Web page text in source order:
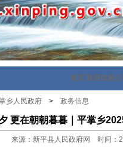
首页 政府信息
乡人民政府 > 政务信息
更在朝朝暮暮｜平掌乡
来源：新平县人民政府网 时间：